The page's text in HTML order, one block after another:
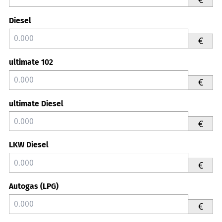
Diesel
€
ultimate 102
€
ultimate Diesel
€
LKW Diesel
€
Autogas (LPG)
€